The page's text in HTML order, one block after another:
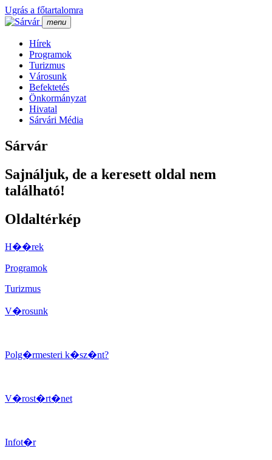
Ugrás a főtartalomra
menu
Hí­rek
Programok
Turizmus
Városunk
Befektetés
Önkormányzat
Hivatal
Sárvári Média
Sárvár
Sajnáljuk, de a keresett oldal nem
található!
Oldaltérkép
H��rek
Programok
Turizmus
V�rosunk
Polg�rmesteri k�sz�nt?
V�rost�rt�net
Infot�r